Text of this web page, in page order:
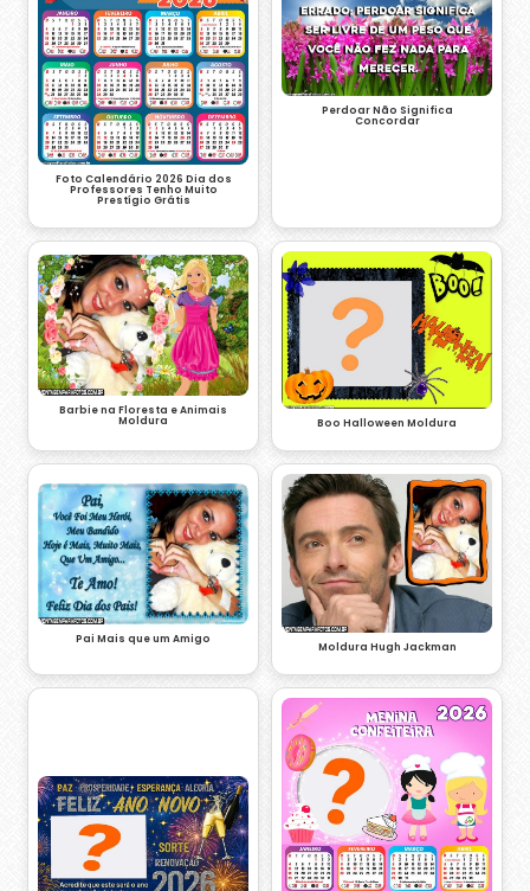
Foto Calendário 2026 Dia dos
Professores Tenho Muito
Prestígio Grátis
Perdoar Não Significa
Concordar
Barbie na Floresta e Animais
Moldura Boo Halloween Moldura
Pai Mais que um Amigo
Moldura Hugh Jackman